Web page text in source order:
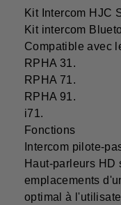
Kit Intercom HJC
Kit intercom
Compatible avec
RPHA 31.
RPHA 71.
RPHA 91.
i71.
Fonctions
Intercom pilote-
Haut-parleurs HD
emplacements
optimal à